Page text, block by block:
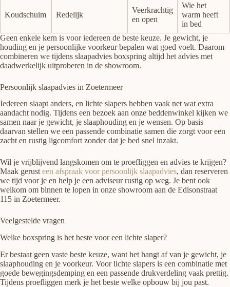
Koudschuim Redelijk
Veerkrachtig
en open
Wie het
warm heeft
in bed
Geen enkele kern is voor iedereen de beste keuze. Je gewicht, je
houding en je persoonlijke voorkeur bepalen wat goed voelt. Daarom
combineren we tijdens slaapadvies boxspring altijd het advies met
daadwerkelijk uitproberen in de showroom.
Persoonlijk slaapadvies in Zoetermeer
Iedereen slaapt anders, en lichte slapers hebben vaak net wat extra
aandacht nodig. Tijdens een bezoek aan onze beddenwinkel kijken we
samen naar je gewicht, je slaaphouding en je wensen. Op basis
daarvan stellen we een passende combinatie samen die zorgt voor een
zacht en rustig ligcomfort zonder dat je bed snel inzakt.
Wil je vrijblijvend langskomen om te proefliggen en advies te krijgen?
Maak gerust een afspraak voor persoonlijk slaapadvies, dan reserveren
we tijd voor je en help je een adviseur rustig op weg. Je bent ook
welkom om binnen te lopen in onze showroom aan de Edisonstraat
115 in Zoetermeer.
Veelgestelde vragen
Welke boxspring is het beste voor een lichte slaper?
Er bestaat geen vaste beste keuze, want het hangt af van je gewicht, je
slaaphouding en je voorkeur. Voor lichte slapers is een combinatie met
goede bewegingsdemping en een passende drukverdeling vaak prettig.
Tijdens proefliggen merk je het beste welke opbouw bij jou past.